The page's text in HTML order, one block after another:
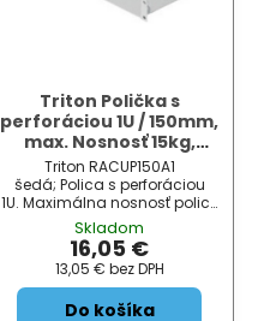
Triton Polička s
perforáciou 1U / 150mm,
max. Nosnosť 15kg,
šedá
Triton RACUP150A1
šedá; Polica s perforáciou
1U. Maximálna nosnosť police
je 15 kg. ZÁKLADNÉ
ŠPECIFIKÁCIE; Farba:
čierna; Veľkosť: 19 ", hĺbka 150
mm; ...
Skladom
16,05 €
13,05 € bez DPH
Do košíka